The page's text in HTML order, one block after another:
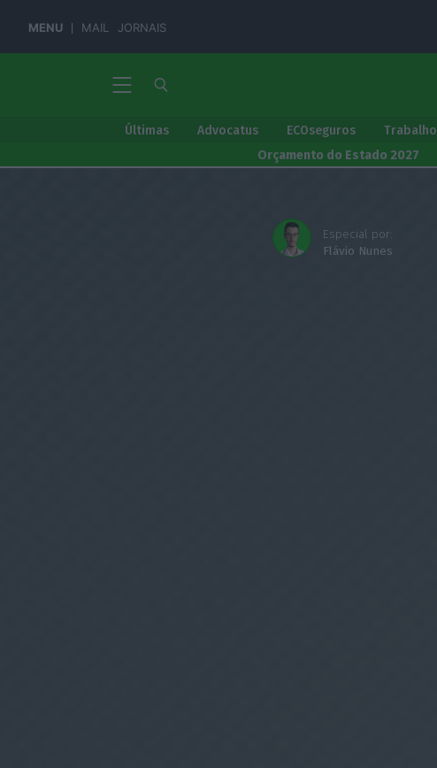
MENU MAIL JORNAIS
Últimas Advocatus ECOseguros Trabalho
Orçamento do Estado 2027
Especial por:
Flávio Nunes